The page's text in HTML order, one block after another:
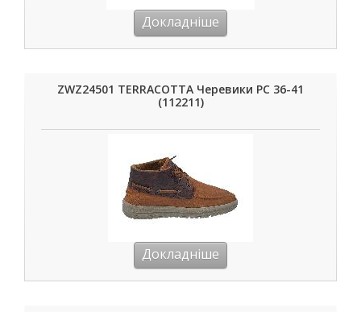
Докладніше
ZWZ24501 TERRACOTTA Черевики РС 36-41
(112211)
Докладніше